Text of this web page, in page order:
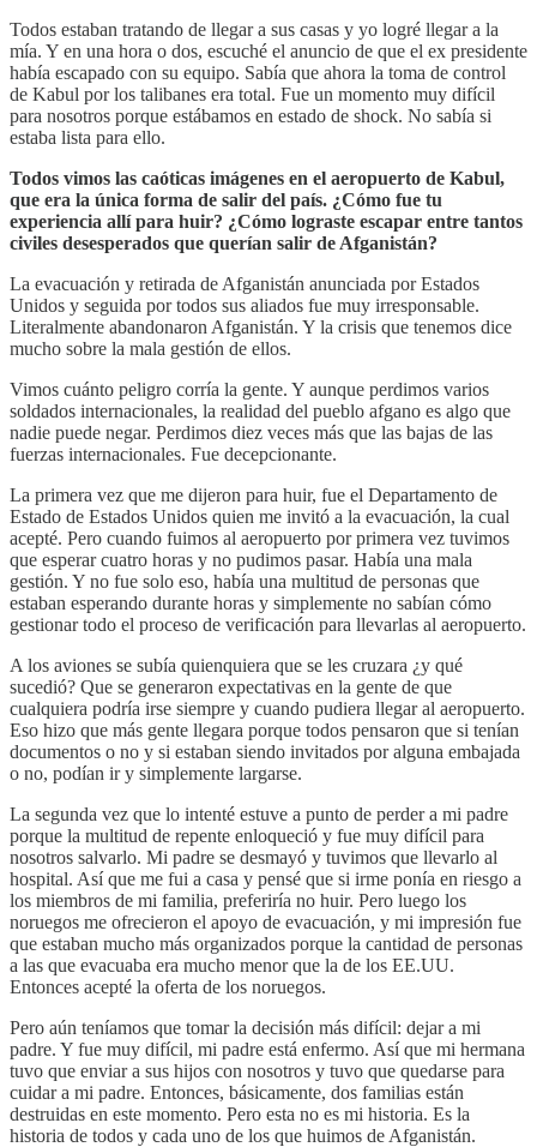
Todos estaban tratando de llegar a sus casas y yo logré llegar a la
mía. Y en una hora o dos, escuché el anuncio de que el ex presidente
había escapado con su equipo. Sabía que ahora la toma de control
de Kabul por los talibanes era total. Fue un momento muy difícil
para nosotros porque estábamos en estado de shock. No sabía si
estaba lista para ello.
Todos vimos las caóticas imágenes en el aeropuerto de Kabul,
que era la única forma de salir del país. ¿Cómo fue tu
experiencia allí para huir? ¿Cómo lograste escapar entre tantos
civiles desesperados que querían salir de Afganistán?
La evacuación y retirada de Afganistán anunciada por Estados
Unidos y seguida por todos sus aliados fue muy irresponsable.
Literalmente abandonaron Afganistán. Y la crisis que tenemos dice
mucho sobre la mala gestión de ellos.
Vimos cuánto peligro corría la gente. Y aunque perdimos varios
soldados internacionales, la realidad del pueblo afgano es algo que
nadie puede negar. Perdimos diez veces más que las bajas de las
fuerzas internacionales. Fue decepcionante.
La primera vez que me dijeron para huir, fue el Departamento de
Estado de Estados Unidos quien me invitó a la evacuación, la cual
acepté. Pero cuando fuimos al aeropuerto por primera vez tuvimos
que esperar cuatro horas y no pudimos pasar. Había una mala
gestión. Y no fue solo eso, había una multitud de personas que
estaban esperando durante horas y simplemente no sabían cómo
gestionar todo el proceso de verificación para llevarlas al aeropuerto.
A los aviones se subía quienquiera que se les cruzara ¿y qué
sucedió? Que se generaron expectativas en la gente de que
cualquiera podría irse siempre y cuando pudiera llegar al aeropuerto.
Eso hizo que más gente llegara porque todos pensaron que si tenían
documentos o no y si estaban siendo invitados por alguna embajada
o no, podían ir y simplemente largarse.
La segunda vez que lo intenté estuve a punto de perder a mi padre
porque la multitud de repente enloqueció y fue muy difícil para
nosotros salvarlo. Mi padre se desmayó y tuvimos que llevarlo al
hospital. Así que me fui a casa y pensé que si irme ponía en riesgo a
los miembros de mi familia, preferiría no huir. Pero luego los
noruegos me ofrecieron el apoyo de evacuación, y mi impresión fue
que estaban mucho más organizados porque la cantidad de personas
a las que evacuaba era mucho menor que la de los EE.UU.
Entonces acepté la oferta de los noruegos.
Pero aún teníamos que tomar la decisión más difícil: dejar a mi
padre. Y fue muy difícil, mi padre está enfermo. Así que mi hermana
tuvo que enviar a sus hijos con nosotros y tuvo que quedarse para
cuidar a mi padre. Entonces, básicamente, dos familias están
destruidas en este momento. Pero esta no es mi historia. Es la
historia de todos y cada uno de los que huimos de Afganistán.